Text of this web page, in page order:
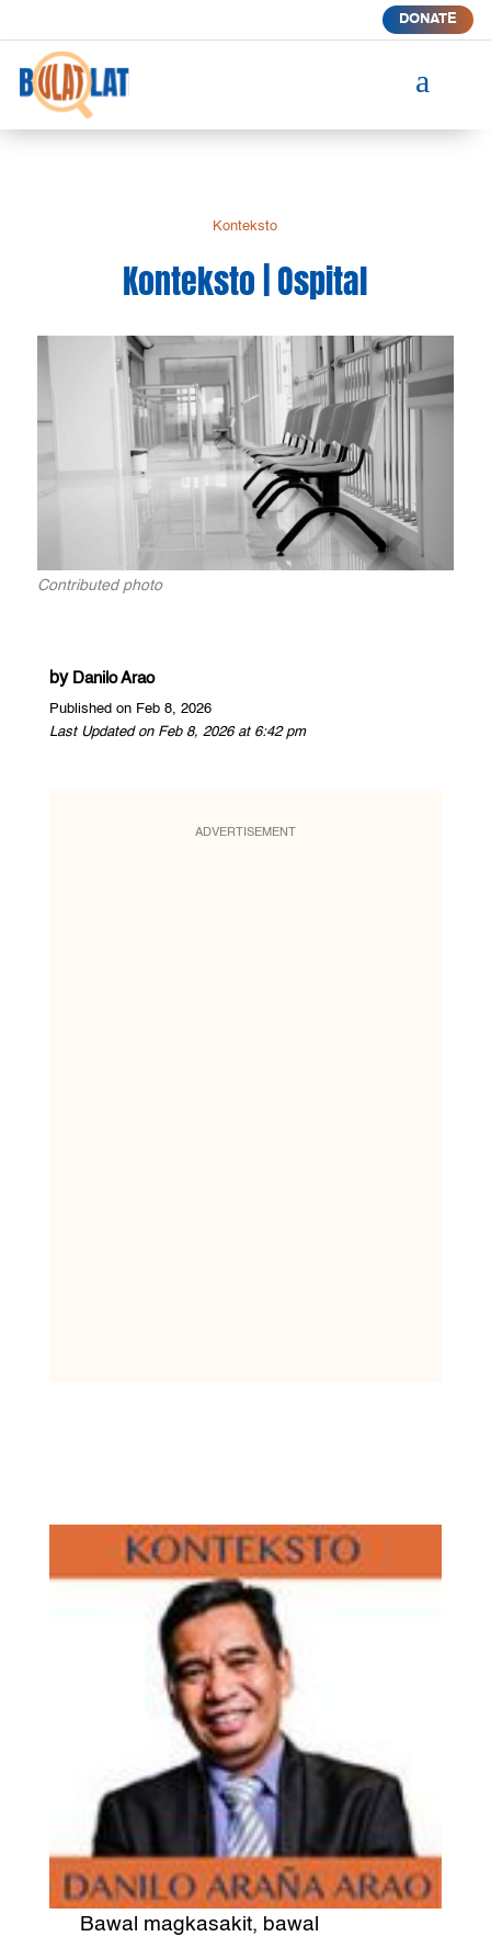
DONATE
a
Konteksto
Konteksto | Ospital
Contributed photo
by Danilo Arao
Published on Feb 8, 2026
Last Updated on Feb 8, 2026 at 6:42 pm
ADVERTISEMENT
Bawal magkasakit, bawal